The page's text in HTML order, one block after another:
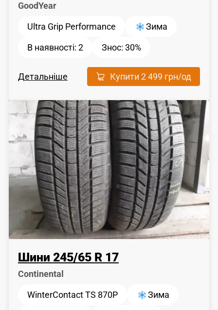
GoodYear
Ultra Grip Performance Зима
В наявності: 2 Знос:30%
Детальніше Купити2 499 грн/од
Шини 245/65 R 17
Continental
WinterContact TS 870P Зима